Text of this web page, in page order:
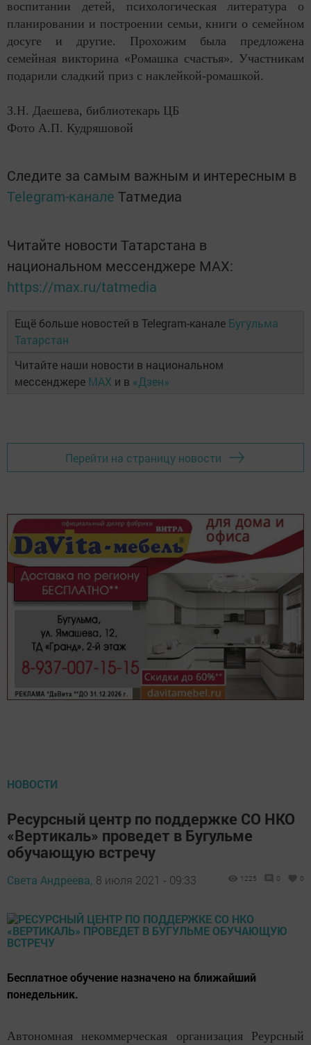
воспитании детей, психологическая литература о
планировании и построении семьи, книги о семейном
досуге и другие. Прохожим была предложена
семейная викторина «Ромашка счастья». Участникам
подарили сладкий приз с наклейкой-ромашкой.
З.Н. Даешева, библиотекарь ЦБ
Фото А.П. Кудряшовой
Следите за самым важным и интересным в
Telegram-канале Татмедиа
Читайте новости Татарстана в
национальном мессенджере MАХ:
https://max.ru/tatmedia
Ещё больше новостей в Telegram-канале Бугульма
Татарстан
Читайте наши новости в национальном
мессенджере MAX и в «Дзен»
Перейти на страницу новости
НОВОСТИ
Ресурсный центр по поддержке СО НКО
«Вертикаль» проведет в Бугульме
обучающую встречу
Света Андреева, 8 июля 2021 - 09:33 1225 0 0
Бесплатное обучение назначено на ближайший
понедельник.
Автономная некоммерческая организация Реурсный